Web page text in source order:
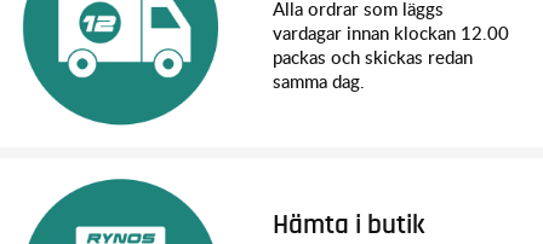
Alla ordrar som läggs
vardagar innan klockan 12.00
packas och skickas redan
samma dag.
Hämta i butik